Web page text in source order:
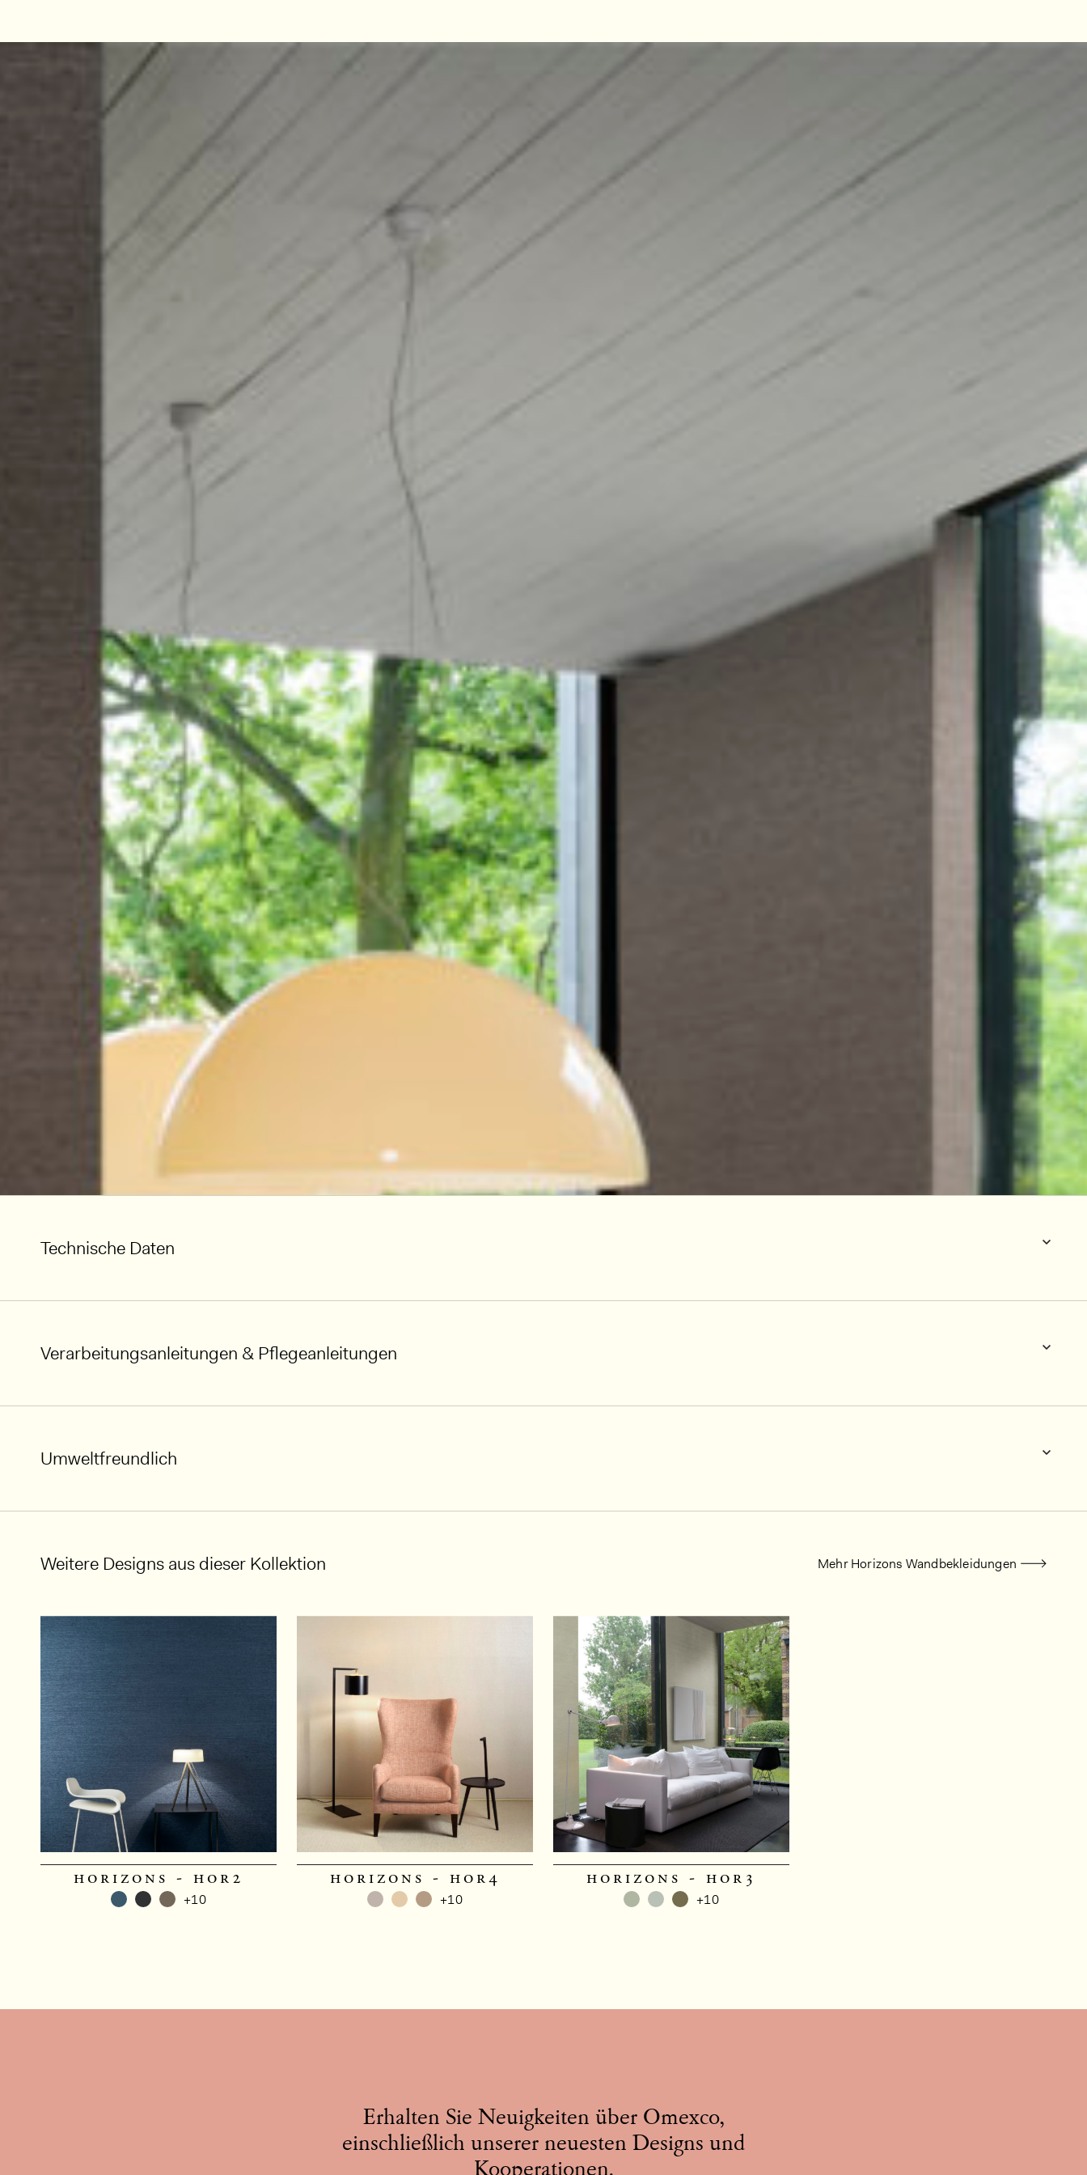
Technische Daten
Verarbeitungsanleitungen & Pflegeanleitungen
Umweltfreundlich
Weitere Designs aus dieser Kollektion Mehr Horizons Wandbekleidungen
horizons - hor2
+10
horizons - hor4
+10
horizons - hor3
+10
Erhalten Sie Neuigkeiten über Omexco,
einschließlich unserer neuesten Designs und